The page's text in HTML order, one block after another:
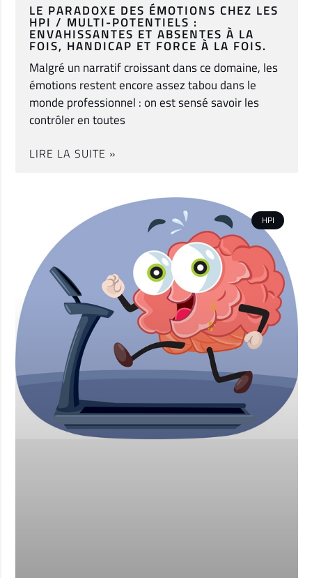
LE PARADOXE DES ÉMOTIONS CHEZ LES
HPI / MULTI-POTENTIELS :
ENVAHISSANTES ET ABSENTES À LA
FOIS, HANDICAP ET FORCE À LA FOIS.
Malgré un narratif croissant dans ce domaine, les
émotions restent encore assez tabou dans le
monde professionnel : on est sensé savoir les
contrôler en toutes
LIRE LA SUITE »
HPI